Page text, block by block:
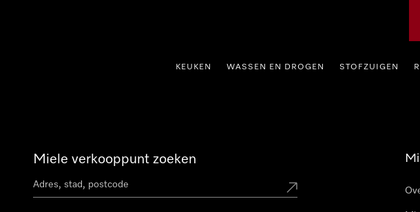
KEUKEN WASSEN EN DROGEN STOFZUIGEN
Miele verkooppunt zoeken